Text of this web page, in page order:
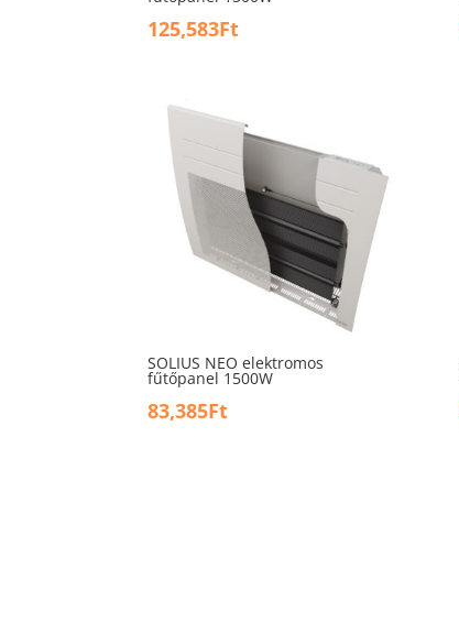
125,583Ft
SOLIUS NEO elektromos
fűtőpanel 1500W
83,385Ft